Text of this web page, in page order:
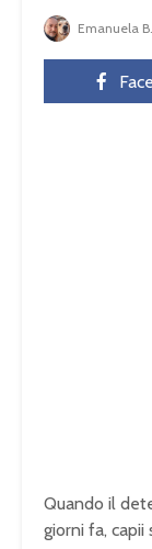
Emanuela B.
Quando il
giorni fa,